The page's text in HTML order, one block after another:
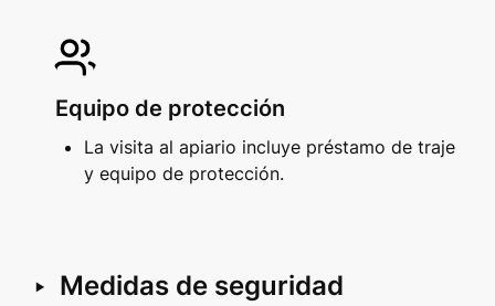
Equipo de protección
La visita al apiario incluye préstamo de traje
y equipo de protección.
‣ Medidas de seguridad